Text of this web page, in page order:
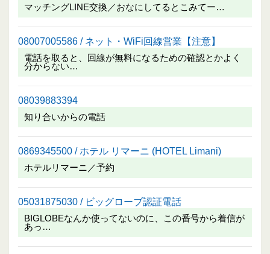
マッチングLINE交換／おなにしてるとこみてー…
08007005586 / ネット・WiFi回線営業【注意】
電話を取ると、回線が無料になるための確認とかよく
分からない…
08039883394
知り合いからの電話
0869345500 / ホテル リマーニ (HOTEL Limani)
ホテルリマーニ／予約
05031875030 / ビッグローブ認証電話
BIGLOBEなんか使ってないのに、この番号から着信が
あっ…